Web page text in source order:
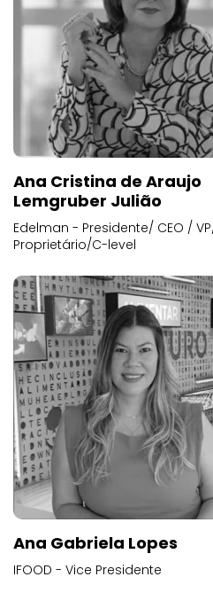
Ana Cristina de Araujo
Lemgruber Julião
Edelman - Presidente/ CEO /
Proprietário/C-level
Ana Gabriela Lopes
IFOOD - Vice Presidente